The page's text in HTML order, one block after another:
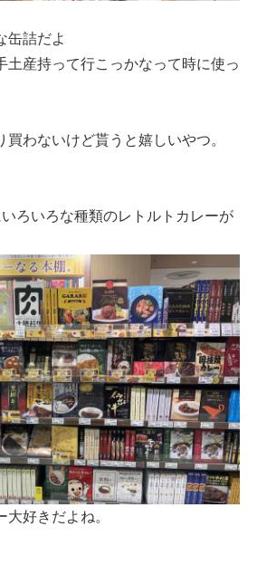
缶詰だよ
土産持って行こっかなって時に使っ
買わないけど貰うと嬉しいやつ。
ろいろな種類のレトルトカレーが
大好きだよね。